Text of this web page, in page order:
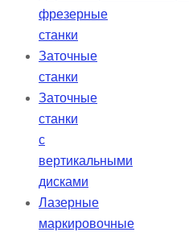
фрезерные
станки
Заточные
станки
Заточные
станки
с
вертикальными
дисками
Лазерные
маркировочные